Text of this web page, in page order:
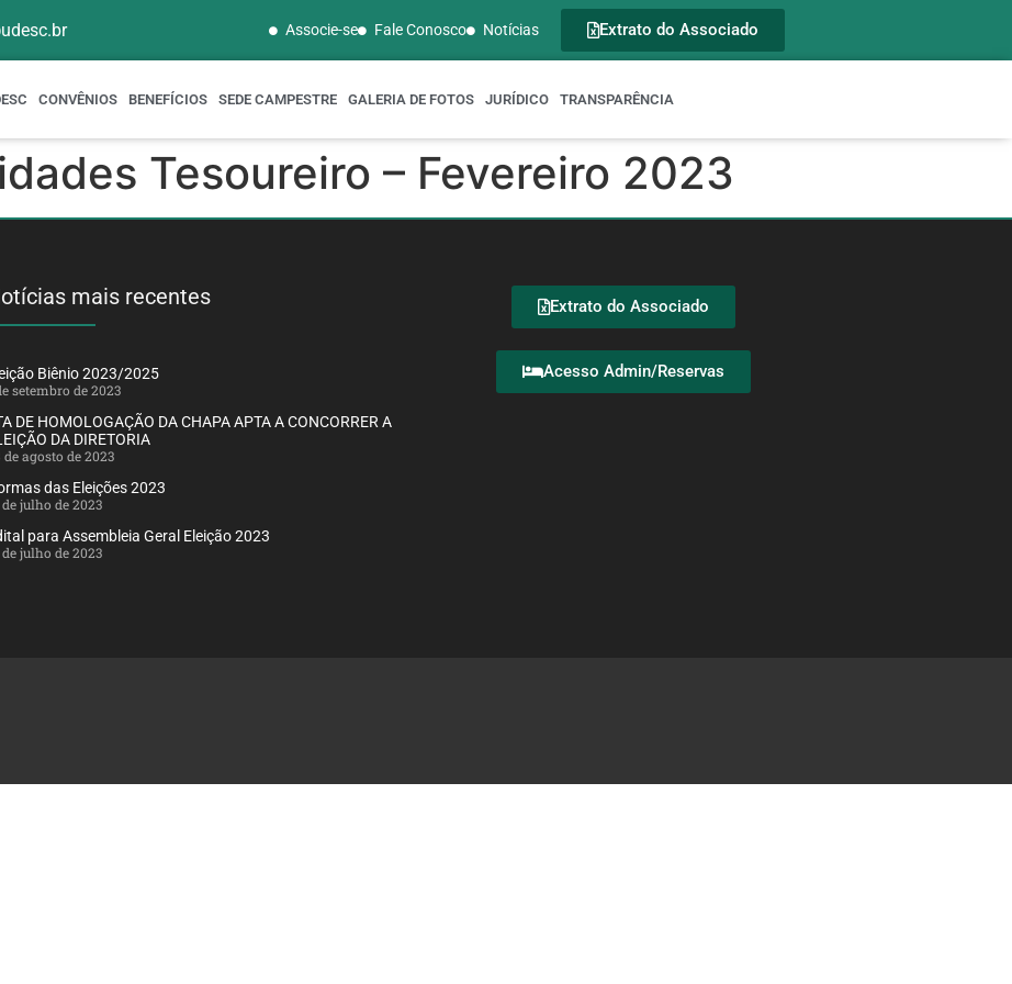
Associe-se Fale Conosco Notícias Extrato do Associado
CONVÊNIOS BENEFÍCIOS SEDE CAMPESTRE GALERIA DE FOTOS JURÍDICO TRANSPARÊNCIA
Tesoureiro – Fevereiro 2023
mais recentes
Biênio 2023/2025
setembro de 2023
DE HOMOLOGAÇÃO DA CHAPA APTA A CONCORRER A
DA DIRETORIA
de agosto de 2023
das Eleições 2023
de julho de 2023
para Assembleia Geral Eleição 2023
de julho de 2023
Extrato do Associado
Acesso Admin/Reservas